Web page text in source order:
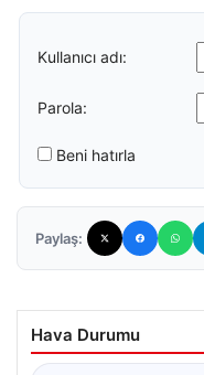
Kullanıcı adı:
Parola:
Beni hatırla
Paylaş:
Hava Durumu